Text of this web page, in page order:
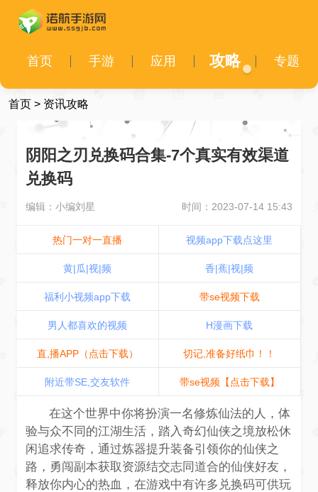
首页 手游 应用 攻略 专题
首页> 资讯攻略
阴阳之刃兑换码合集-7个真实有效渠道
兑换码
编辑：小编刘星 时间：2023-07-14 15:43
热门一对一直播 视频app下载点这里
黄|瓜|视|频 香|蕉|视|频
福利小视频app下载 带se视频下载
男人都喜欢的视频 H漫画下载
直,播APP（点击下载） 切记,准备好纸巾！！
附近带SE,交友软件 带se视频【点击下载】
在这个世界中你将扮演一名修炼仙法的人，体
验与众不同的江湖生活，踏入奇幻仙侠之境放松休
闲追求传奇，通过炼器提升装备引领你的仙侠之
路，勇闯副本获取资源结交志同道合的仙侠好友，
释放你内心的热血，在游戏中有许多兑换码可供玩